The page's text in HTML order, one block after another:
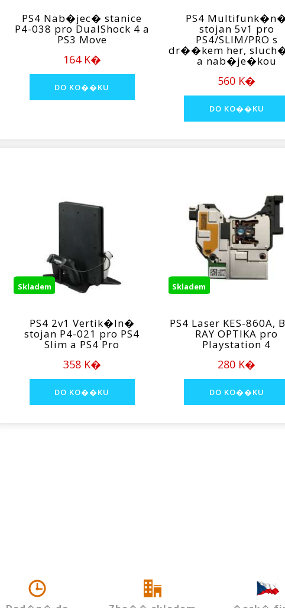
PS4 Nab�jec� stanice
P4-038 pro DualShock 4 a
PS3 Move
164 K�
PS4
stojan 5v1 pro
PS4/SLIM/PRO s
dr��kem her,
a nab�je�kou
560 K�
Skladem
PS4 2v1 Vertik�ln�
stojan P4-021 pro PS4
Slim a PS4 Pro
358 K�
Skladem
PS4 Laser KES-860A,
RAY OPTIKA pro
Playstation 4
280 K�